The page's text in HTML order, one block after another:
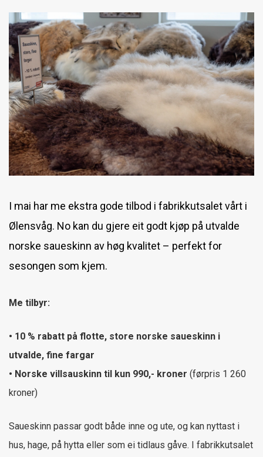
Fabrikkutsalget
Førstehjelpskurs
Skinnfellkurs
Ny kontainer i Kongsberg
I mai har me ekstra gode tilbod i fabrikkutsalet vårt i
Ølensvåg. No kan du gjere eit godt kjøp på utvalde
norske saueskinn av høg kvalitet – perfekt for
sesongen som kjem.
Me tilbyr:
• 10 % rabatt på flotte, store norske saueskinn i
utvalde, fine fargar
• Norske villsauskinn til kun 990,- kroner (førpris 1 260
kroner)
Saueskinn passar godt både inne og ute, og kan nyttast i
hus, hage, på hytta eller som ei tidlaus gåve. I fabrikkutsalet